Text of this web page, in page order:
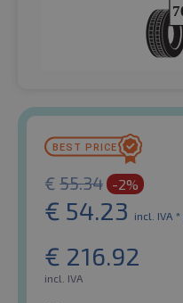
€ 55.34 -2%
€ 54.23 incl. IVA *
€ 216.92
incl. IVA